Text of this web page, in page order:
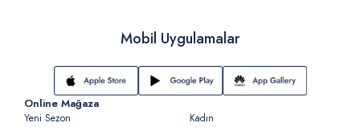
Mobil Uygulamalar
Online Mağaza
Yeni Sezon
Kadın